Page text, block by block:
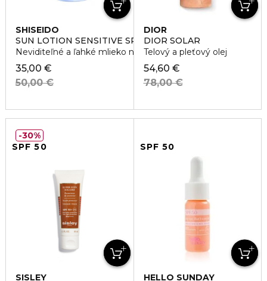
SHISEIDO
SUN LOTION SENSITIVE SPF50+
Neviditeľné a ľahké mlieko na tvár aj telo
35,00 €
50,00 €
DIOR
DIOR SOLAR
Telový a pleťový olej
54,60 €
78,00 €
SPF 50
SISLEY
30%
SPF 50
HELLO SUNDAY